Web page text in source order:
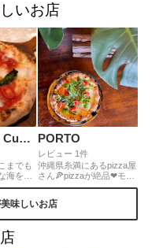
ザは食
味しす
ピザは
長居してしまう隠れ家的
レストランです。
いお店
POSILLIPO Cucina Meridionale
までも
海を最
ン🐠✴︎
れて、
ーブオ
PORTO
レビュー 1件
沖縄県糸満にあるpizza屋
さん🍕pizzaが絶品❤︎モッ
ツァレラチーズもほんの
スタも美味しすぎてペロ
味しいお店